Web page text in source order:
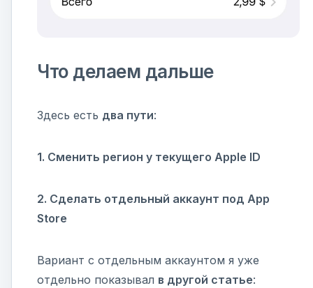
Что делаем дальше
Здесь есть два пути:
1. Сменить регион у текущего Apple ID
2. Сделать отдельный аккаунт под App
Store
Вариант с отдельным аккаунтом я уже
отдельно показывал в другой статье: